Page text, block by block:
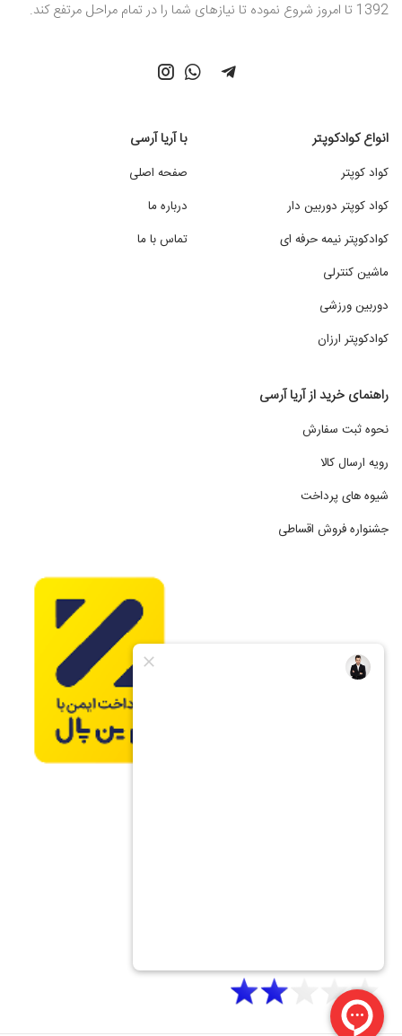
1392 تا امروز شروع نموده تا نیازهای شما را در تمام مراحل مرتفع کند.
انواع کوادکوپتر
کواد کوپتر
کواد کوپتر دوربین دار
کوادکوپتر نیمه حرفه ای
ماشین کنترلی
دوربین ورزشی
کوادکوپتر ارزان
با آریا آرسی
صفحه اصلی
درباره ما
تماس با ما
راهنمای خرید از آریا آرسی
نحوه ثبت سفارش
رویه ارسال کالا
شیوه های پرداخت
جشنواره فروش اقساطی